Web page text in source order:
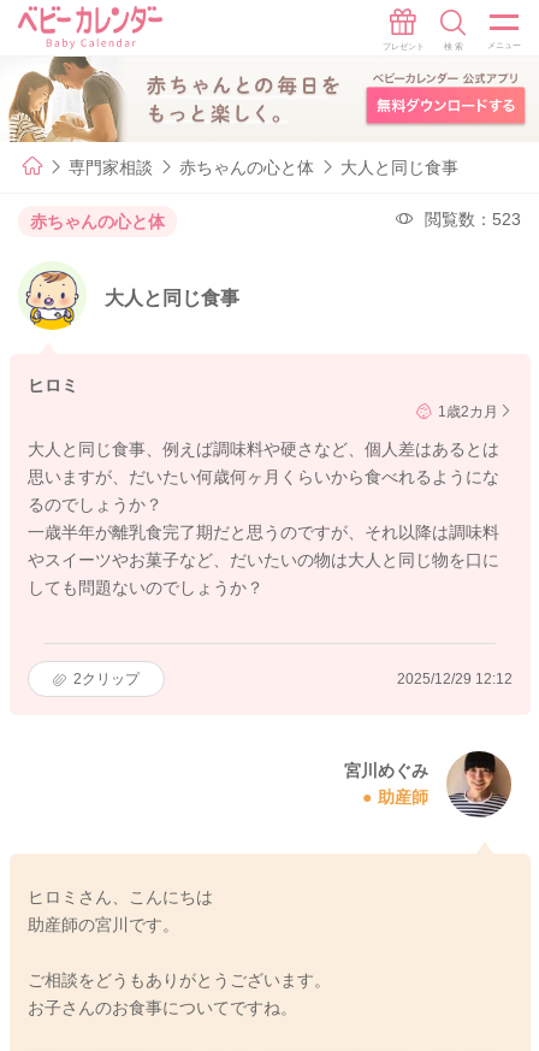
専門家相談 赤ちゃんの心と体 大人と同じ食事
赤ちゃんの心と体 閲覧数：523
大人と同じ食事
ヒロミ
1歳2カ月
大人と同じ食事、例えば調味料や硬さなど、個人差はあるとは
思いますが、だいたい何歳何ヶ月くらいから食べれるようにな
るのでしょうか？
一歳半年が離乳食完了期だと思うのですが、それ以降は調味料
やスイーツやお菓子など、だいたいの物は大人と同じ物を口に
しても問題ないのでしょうか？
2クリップ 2025/12/29 12:12
宮川めぐみ
助産師
ヒロミさん、こんにちは
助産師の宮川です。
ご相談をどうもありがとうございます。
お子さんのお食事についてですね。